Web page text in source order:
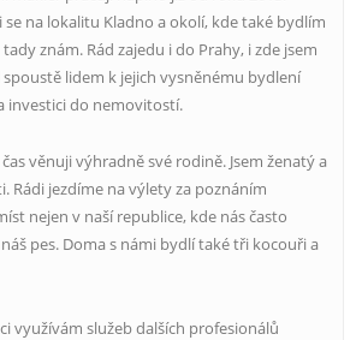
se na lokalitu Kladno a okolí, kde také bydlím
znám. Rád zajedu i do Prahy, i zde jsem
lidem k jejich vysněnému bydlení
investici do nemovitostí.
věnuji výhradně své rodině. Jsem ženatý a
Rádi jezdíme na výlety za poznáním
nejen v naší republice, kde nás často
pes. Doma s námi bydlí také tři kocouři a
využívám služeb dalších profesionálů